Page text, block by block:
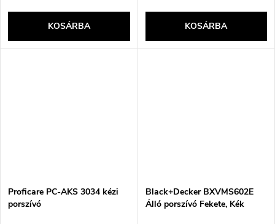
KOSÁRBA KOSÁRBA
Proficare PC-AKS 3034 kézi
porszívó
Black+Decker BXVMS602E
Álló porszívó Fekete, Kék